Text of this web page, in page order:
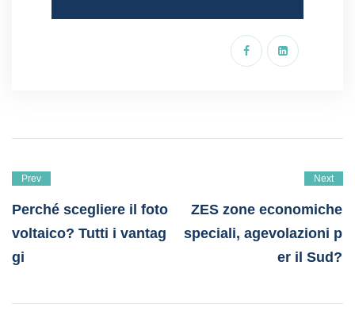
Prev
Perché scegliere il foto
voltaico? Tutti i vantag
gi
Next
ZES zone economiche
speciali, agevolazioni p
er il Sud?